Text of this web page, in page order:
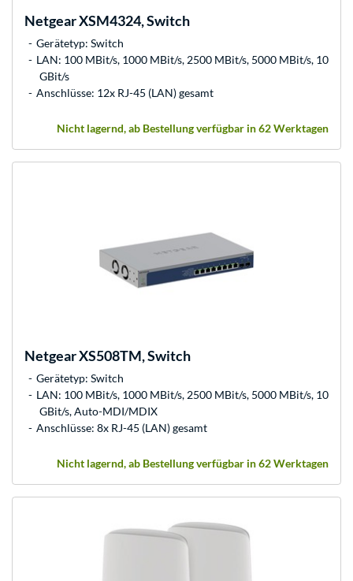
NetgearXSM4324, Switch
Gerätetyp: Switch
LAN: 100 MBit/s, 1000 MBit/s, 2500 MBit/s, 5000 MBit/s, 10
GBit/s
Anschlüsse: 12x RJ-45 (LAN) gesamt
Nicht lagernd, ab Bestellung verfügbar in 62 Werktagen
NetgearXS508TM, Switch
Gerätetyp: Switch
LAN: 100 MBit/s, 1000 MBit/s, 2500 MBit/s, 5000 MBit/s, 10
GBit/s, Auto-MDI/MDIX
Anschlüsse: 8x RJ-45 (LAN) gesamt
Nicht lagernd, ab Bestellung verfügbar in 62 Werktagen